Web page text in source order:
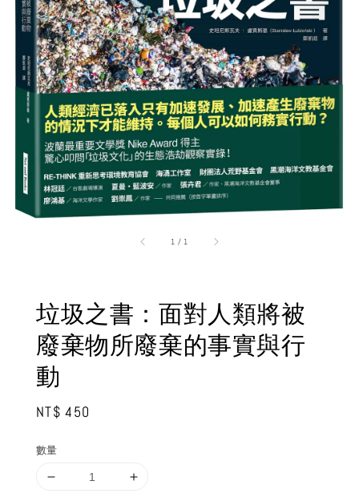
1 / 1
垃圾之書：面對人類將被
廢棄物所廢棄的事實與行
動
Regular
NT$ 450
數量